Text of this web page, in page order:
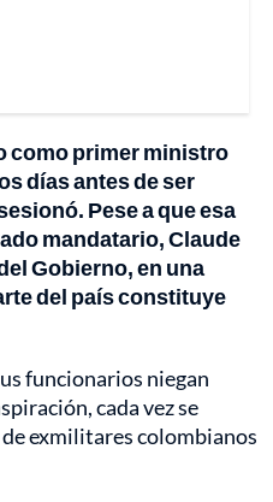
como primer ministro
días antes de ser
Pese a que esa
mandatario, Claude
Gobierno, en una
del país constituye
funcionarios niegan
cada vez se
exmilitares colombianos